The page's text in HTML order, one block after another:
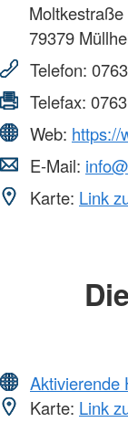
79379
Telefon:
Telefax:
Web: https://
E-Mail:
Karte: Link
Aktivierende
Karte: Link